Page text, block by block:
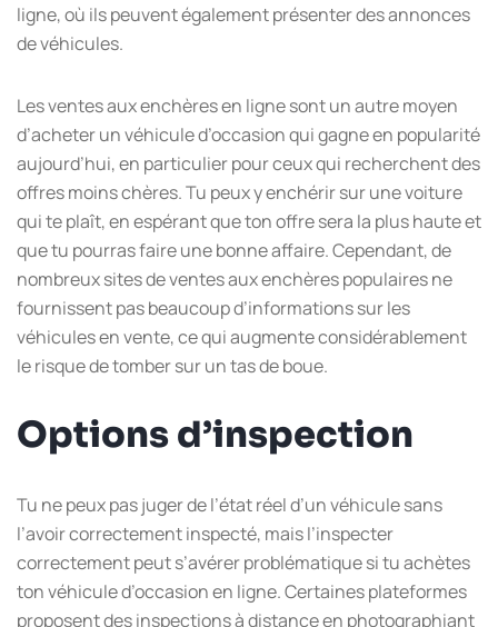
ligne, où ils peuvent également présenter des annonces
de véhicules.
Les ventes aux enchères en ligne sont un autre moyen
d’acheter un véhicule d’occasion qui gagne en popularité
aujourd’hui, en particulier pour ceux qui recherchent des
offres moins chères. Tu peux y enchérir sur une voiture
qui te plaît, en espérant que ton offre sera la plus haute et
que tu pourras faire une bonne affaire. Cependant, de
nombreux sites de ventes aux enchères populaires ne
fournissent pas beaucoup d’informations sur les
véhicules en vente, ce qui augmente considérablement
le risque de tomber sur un tas de boue.
Options d’inspection
Tu ne peux pas juger de l’état réel d’un véhicule sans
l’avoir correctement inspecté, mais l’inspecter
correctement peut s’avérer problématique si tu achètes
ton véhicule d’occasion en ligne. Certaines plateformes
proposent des inspections à distance en photographiant